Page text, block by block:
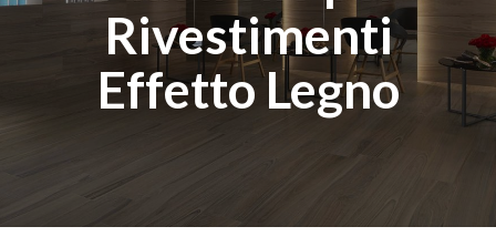
Rivestimenti
Effetto Legno